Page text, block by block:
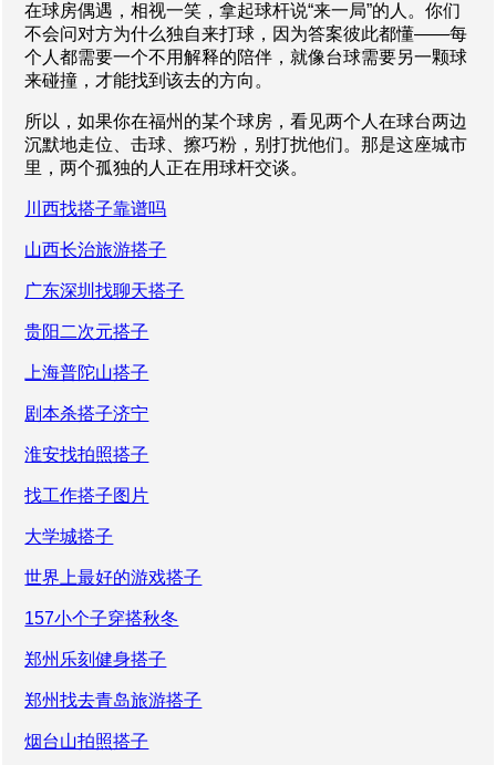
在球房偶遇，相视一笑，拿起球杆说“来一局”的人。你们
不会问对方为什么独自来打球，因为答案彼此都懂——每
个人都需要一个不用解释的陪伴，就像台球需要另一颗球
来碰撞，才能找到该去的方向。
所以，如果你在福州的某个球房，看见两个人在球台两边
沉默地走位、击球、擦巧粉，别打扰他们。那是这座城市
里，两个孤独的人正在用球杆交谈。
川西找搭子靠谱吗
山西长治旅游搭子
广东深圳找聊天搭子
贵阳二次元搭子
上海普陀山搭子
剧本杀搭子济宁
淮安找拍照搭子
找工作搭子图片
大学城搭子
世界上最好的游戏搭子
157小个子穿搭秋冬
郑州乐刻健身搭子
郑州找去青岛旅游搭子
烟台山拍照搭子